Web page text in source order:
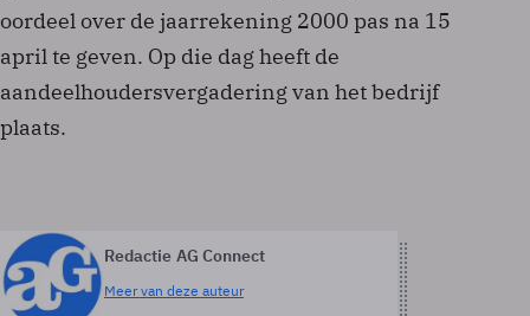
oordeel over de jaarrekening 2000 pas na 15
april te geven. Op die dag heeft de
aandeelhoudersvergadering van het bedrijf
plaats.
Redactie AG Connect
Meer van deze auteur